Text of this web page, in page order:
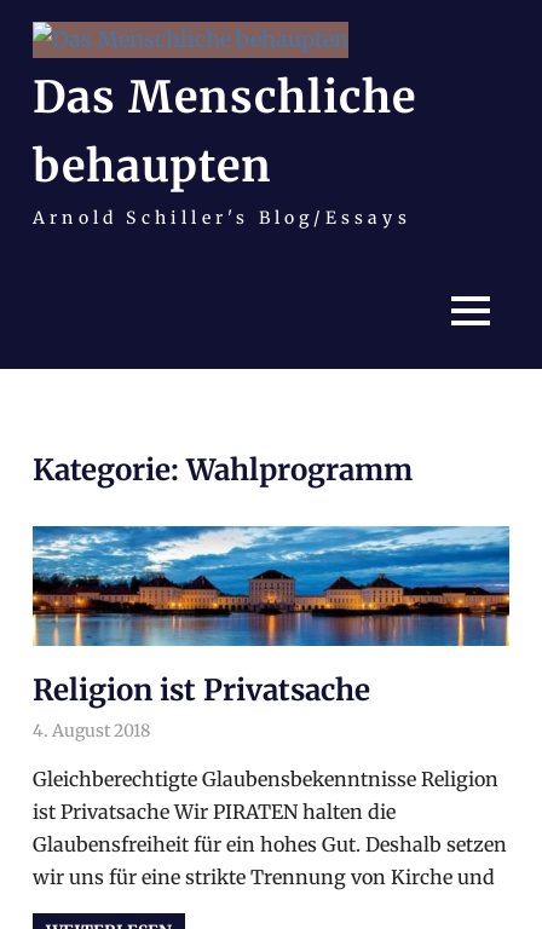
Inhalt
Das Menschliche
behaupten
Arnold Schiller's Blog/Essays
MENÜ
Kategorie:Wahlprogramm
Religion ist Privatsache
4. August 2018
Gleichberechtigte Glaubensbekenntnisse Religion
ist Privatsache Wir PIRATEN halten die
Glaubensfreiheit für ein hohes Gut. Deshalb setzen
wir uns für eine strikte Trennung von Kirche und